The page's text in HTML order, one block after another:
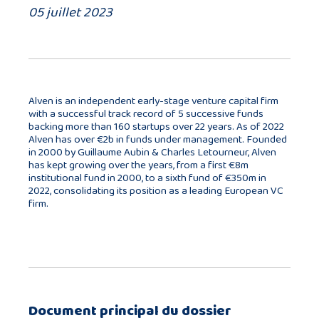
05 juillet 2023
Alven is an independent early-stage venture capital firm
with a successful track record of 5 successive funds
backing more than 160 startups over 22 years. As of 2022
Alven has over €2b in funds under management. Founded
in 2000 by Guillaume Aubin & Charles Letourneur, Alven
has kept growing over the years, from a first €8m
institutional fund in 2000, to a sixth fund of €350m in
2022, consolidating its position as a leading European VC
firm.
Document principal du dossier